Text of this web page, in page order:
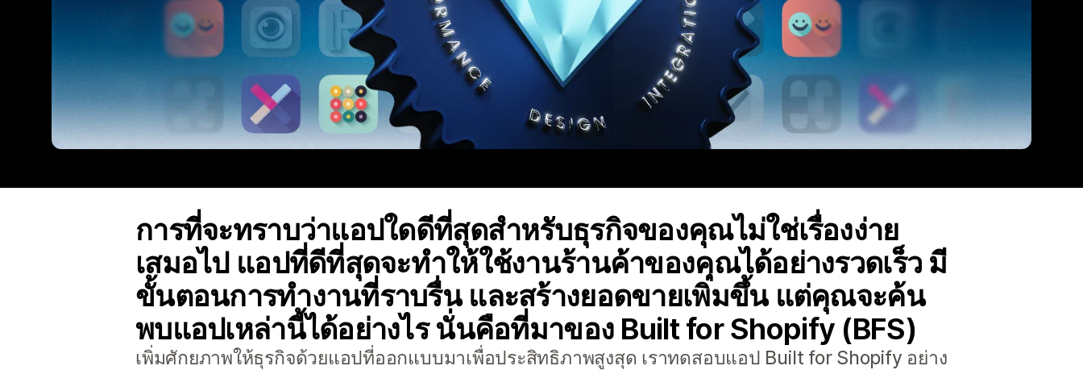
การที่จะทราบว่าแอปใดดีที่สุดสำหรับธุรกิจของคุณไม่ใช่เรื่องง่าย
เสมอไป แอปที่ดีที่สุดจะทำให้ใช้งานร้านค้าของคุณได้อย่างรวดเร็ว มี
ขั้นตอนการทำงานที่ราบรื่น และสร้างยอดขายเพิ่มขึ้น แต่คุณจะค้น
พบแอปเหล่านี้ได้อย่างไร นั่นคือที่มาของ Built for Shopify (BFS)
เพิ่มศักยภาพให้ธุรกิจด้วยแอปที่ออกแบบมาเพื่อประสิทธิภาพสูงสุด เราทดสอบแอป Built for Shopify อย่าง